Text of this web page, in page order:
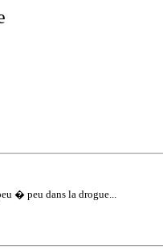
� peu dans la drogue...